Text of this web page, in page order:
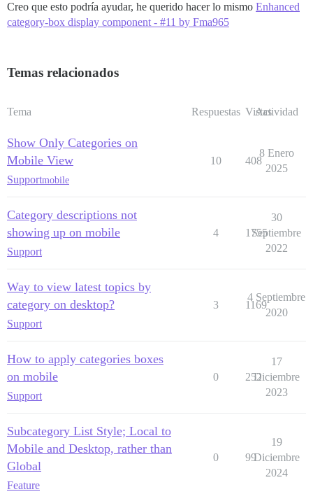
Creo que esto podría ayudar, he querido hacer lo mismo Enhanced
category-box display component - #11 by Fma965
Temas relacionados
Tema Respuestas Vistas
Actividad
Show Only Categories on
Mobile View
Supportmobile
10 408
8 Enero
2025
Category descriptions not
showing up on mobile
Support
4 1755
30
Septiembre
2022
Way to view latest topics by
category on desktop?
Support
3 1169
4 Septiembre
2020
How to apply categories boxes
on mobile
Support
0 252
17
Diciembre
2023
Subcategory List Style; Local to
Mobile and Desktop, rather than
Global
Feature
0 99
19
Diciembre
2024